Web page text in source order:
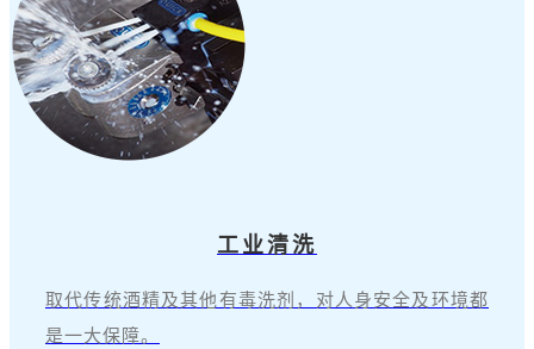
工业清洗
取代传统酒精及其他有毒洗剂，对人身安全及环境都
是一大保障。